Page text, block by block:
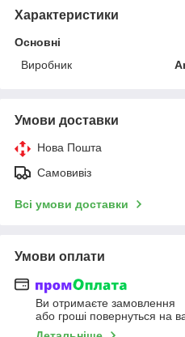
Характеристики
Основні
Виробник
Умови доставки
Нова Пошта
Самовивіз
Всі умови доставки
Умови оплати
Ви отримаєте замовлення
або гроші повернуться на